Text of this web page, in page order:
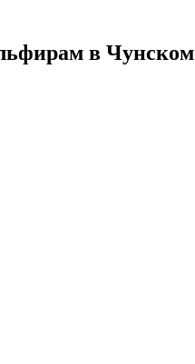
в Чунском